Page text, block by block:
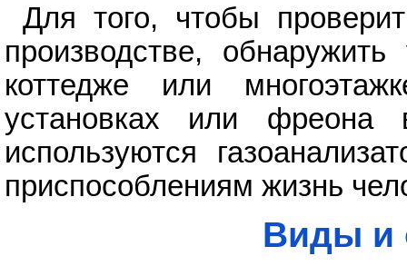
Для того, чтобы
производстве,
коттедже или
установках или фреона
используются
приспособлениям жизнь
Виды и